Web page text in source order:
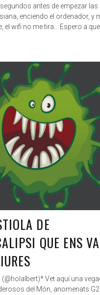
antes de empezar las
enciendo el ordenador, y
el wifi no me tira… Espero a
ALBERT HOLA MAR 24, 2020
DE
QUE ENS VA
(@holalbert)* Vet aquí una
del Món, anomenats